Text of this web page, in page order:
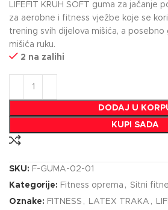
LIFEFIT KRUH SOFT guma za jačanje
za aerobne i fitness vježbe koje se
trening svih dijelova mišića, a posebno
mišića ruku.
2 na zalihi
DODAJ U
KUPI SADA
SKU: F-GUMA-02-01
Kategorije: Fitness oprema , Sitni
Oznake: FITNESS , LATEX TRAKA ,